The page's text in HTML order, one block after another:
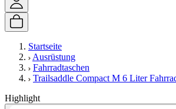
Startseite
Ausrüstung
Fahrradtaschen
Trailsaddle Compact M 6 Liter
Highlight